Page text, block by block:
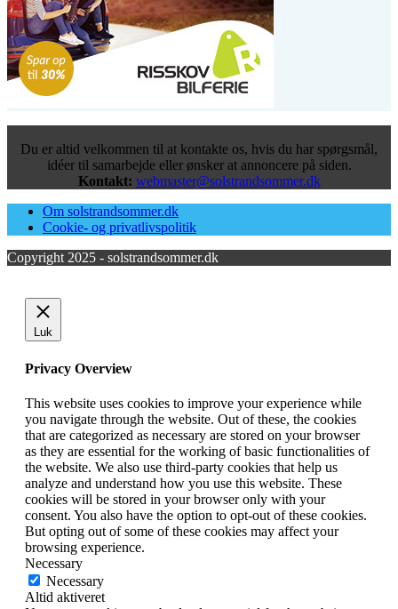
Du er altid velkommen til at kontakte os, hvis du har spørgsmål,
idéer til samarbejde eller ønsker at annoncere på siden.
Kontakt: webmaster@solstrandsommer.dk
Om solstrandsommer.dk
Cookie- og privatlivspolitik
Copyright 2025 - solstrandsommer.dk
Luk
Privacy Overview
This website uses cookies to improve your experience while
you navigate through the website. Out of these, the cookies
that are categorized as necessary are stored on your browser
as they are essential for the working of basic functionalities of
the website. We also use third-party cookies that help us
analyze and understand how you use this website. These
cookies will be stored in your browser only with your
consent. You also have the option to opt-out of these cookies.
But opting out of some of these cookies may affect your
browsing experience.
Necessary
Necessary
Altid aktiveret